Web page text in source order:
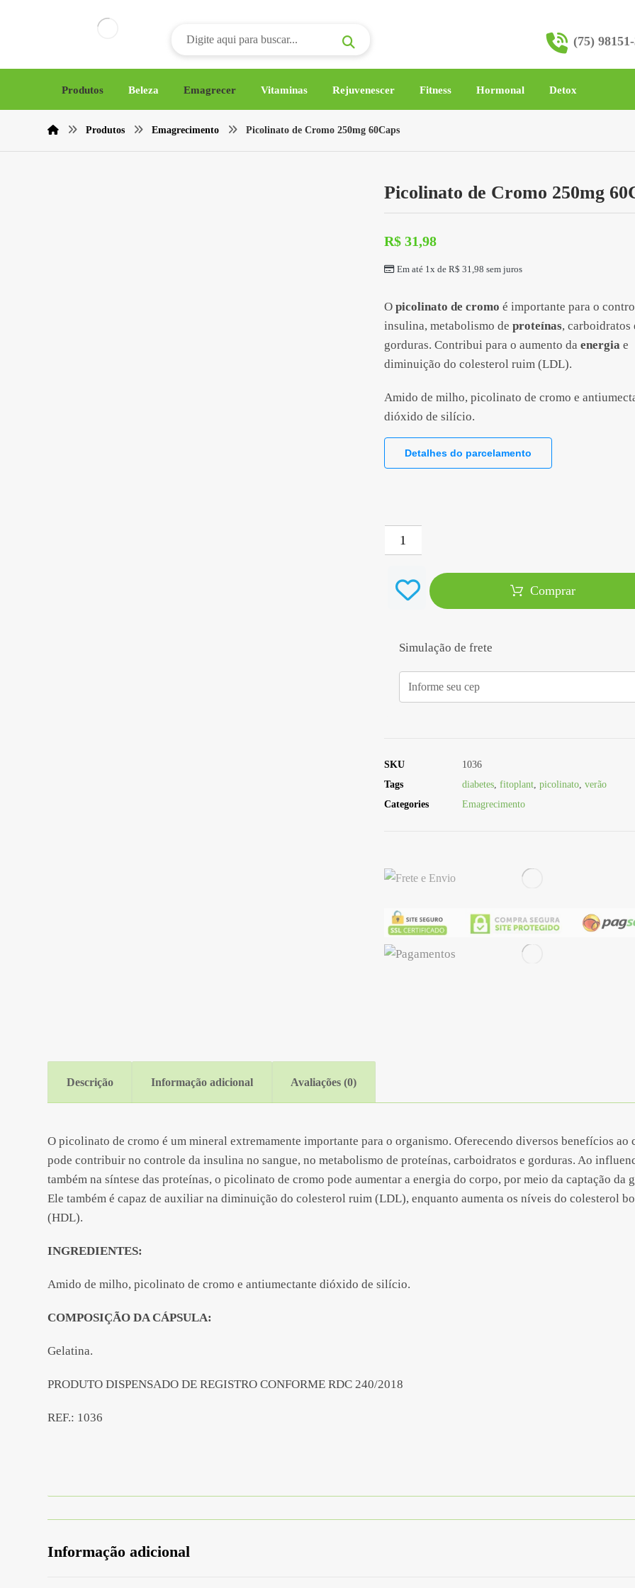
(75)
Produtos Beleza Emagrecer Vitaminas Rejuvenescer Fitness Hormonal Detox
Produtos Emagrecimento Picolinato de Cromo 250mg 60Caps
Picolinato de Cromo 250mg
R$31,98
Em até 1x de R$ 31,98 sem juros
O picolinato de cromo é importante para o
insulina, metabolismo de proteínas, carboidratos
gorduras. Contribui para o aumento da energiae
diminuição do colesterol ruim (LDL).
Amido de milho, picolinato de cromo e
dióxido de silício.
Detalhes do parcelamento
Comprar
Simulação de frete
SKU
1036
Tags
diabetes, fitoplant, picolinato, verão
Categories
Emagrecimento
Descrição Informação adicional Avaliações (0)
O picolinato de cromo é um mineral extremamente importante para o organismo. Oferecendo diversos benefícios ao
pode contribuir no controle da insulina no sangue, no metabolismo de proteínas, carboidratos e gorduras. Ao
também na síntese das proteínas, o picolinato de cromo pode aumentar a energia do corpo, por meio da captação da
Ele também é capaz de auxiliar na diminuição do colesterol ruim (LDL), enquanto aumenta os níveis do colesterol
(HDL).
INGREDIENTES:
Amido de milho, picolinato de cromo e antiumectante dióxido de silício.
COMPOSIÇÃO DA CÁPSULA:
Gelatina.
PRODUTO DISPENSADO DE REGISTRO CONFORME RDC 240/2018
REF.: 1036
Informação adicional